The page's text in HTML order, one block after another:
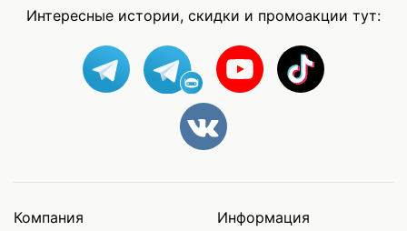
Интересные истории, скидки и промоакции тут:
Компания Информация